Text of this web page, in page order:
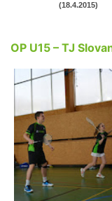
(18.4.2015)
OP U15 – TJ